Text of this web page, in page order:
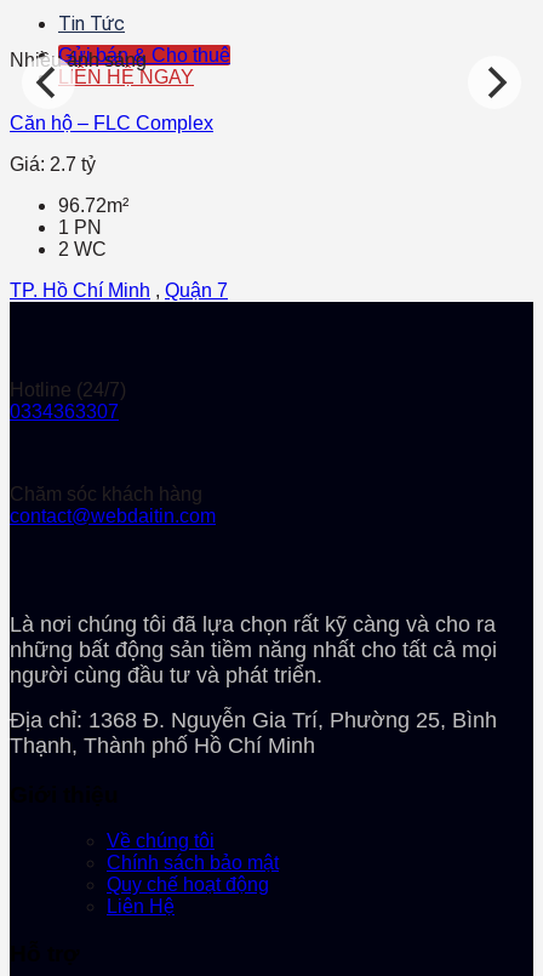
Tin Tức
Gửi bán & Cho thuê
LIÊN HỆ NGAY
Nhiều ánh sáng
Căn hộ – FLC Complex
Giá: 2.7 tỷ
96.72m²
1 PN
2 WC
TP. Hồ Chí Minh , Quận 7
Hotline (24/7)
0334363307
Chăm sóc khách hàng
contact@webdaitin.com
Là nơi chúng tôi đã lựa chọn rất kỹ càng và cho ra
những bất động sản tiềm năng nhất cho tất cả mọi
người cùng đầu tư và phát triển.
Địa chỉ: 1368 Đ. Nguyễn Gia Trí, Phường 25, Bình
Thạnh, Thành phố Hồ Chí Minh
Về chúng tôi
Chính sách bảo mật
Quy chế hoạt động
Liên Hệ